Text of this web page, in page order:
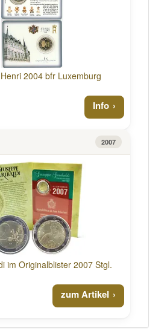
2004 bfr Luxemburg
Info
2007
im Originalblister 2007 Stgl.
zum Artikel